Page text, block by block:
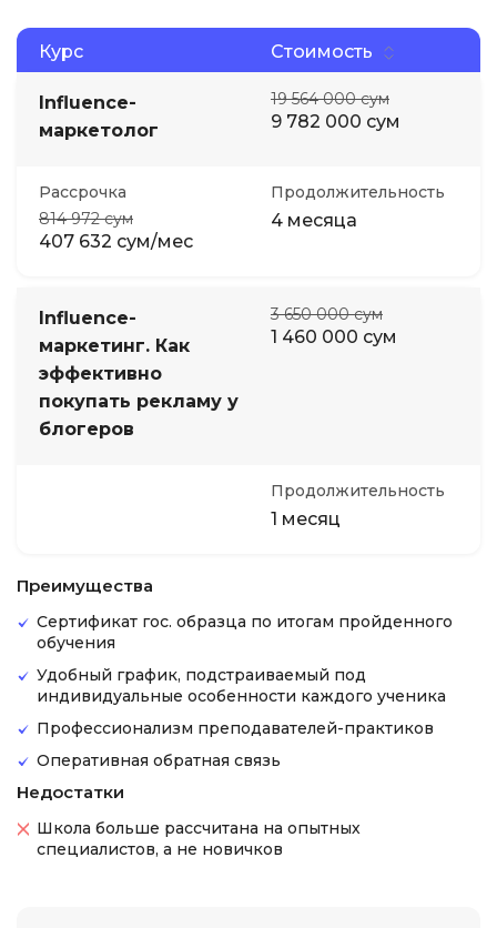
Курс Стоимость
Influence-
маркетолог
19 564 000 сум
9 782 000 сум
Рассрочка
814 972 сум
407 632 сум/мес
Продолжительность
4 месяца
Influence-
маркетинг. Как
эффективно
покупать рекламу у
блогеров
3 650 000 сум
1 460 000 сум
Продолжительность
1 месяц
Преимущества
Сертификат гос. образца по итогам пройденного
обучения
Удобный график, подстраиваемый под
индивидуальные особенности каждого ученика
Профессионализм преподавателей-практиков
Оперативная обратная связь
Недостатки
Школа больше рассчитана на опытных
специалистов, а не новичков